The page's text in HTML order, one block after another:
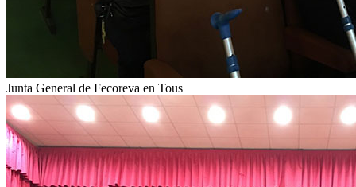
Junta General de Fecoreva en Tous